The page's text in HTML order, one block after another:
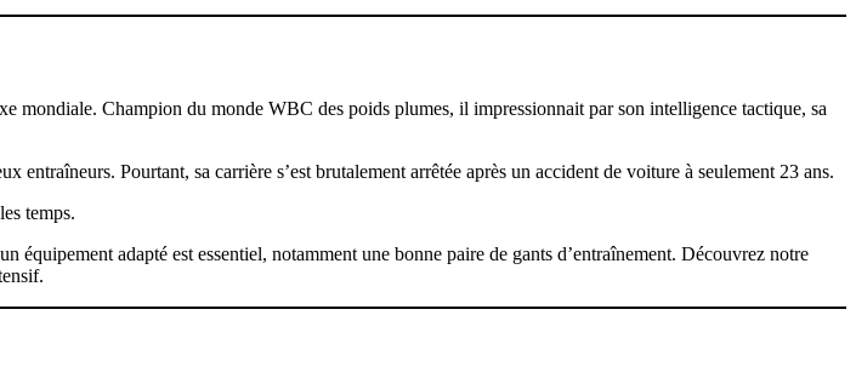
mondiale. Champion du monde WBC des poids plumes, il impressionnait par son intelligence tactique, sa
Pourtant, sa carrière s’est brutalement arrêtée après un accident de voiture à seulement 23 ans.
temps.
adapté est essentiel, notamment une bonne paire de gants d’entraînement. Découvrez notre